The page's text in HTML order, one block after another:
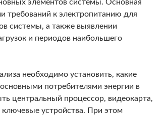
элементов системы. Основная
требований к электропитанию для
системы, а также выявлении
и периодов наибольшего
необходимо установить, какие
потребителями энергии в
центральный процессор, видеокарта,
устройства. При этом